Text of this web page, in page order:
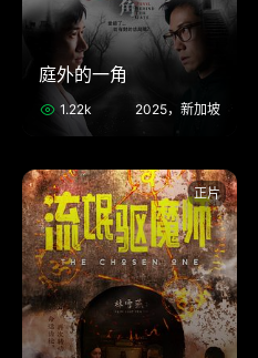
庭外的一角
1.22k 2025，新加坡
正片